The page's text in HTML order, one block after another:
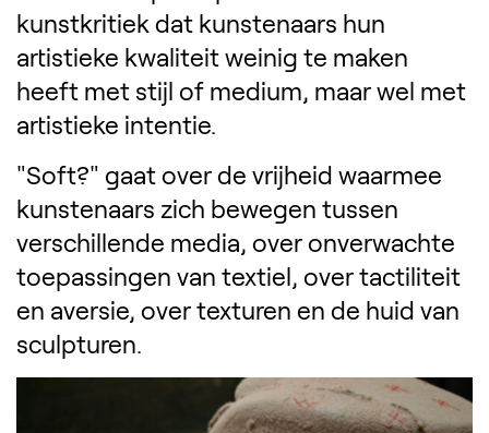
kunstkritiek dat kunstenaars hun
artistieke kwaliteit weinig te maken
heeft met stijl of medium, maar wel met
artistieke intentie.
"Soft?" gaat over de vrijheid waarmee
kunstenaars zich bewegen tussen
verschillende media, over onverwachte
toepassingen van textiel, over tactiliteit
en aversie, over texturen en de huid van
sculpturen.